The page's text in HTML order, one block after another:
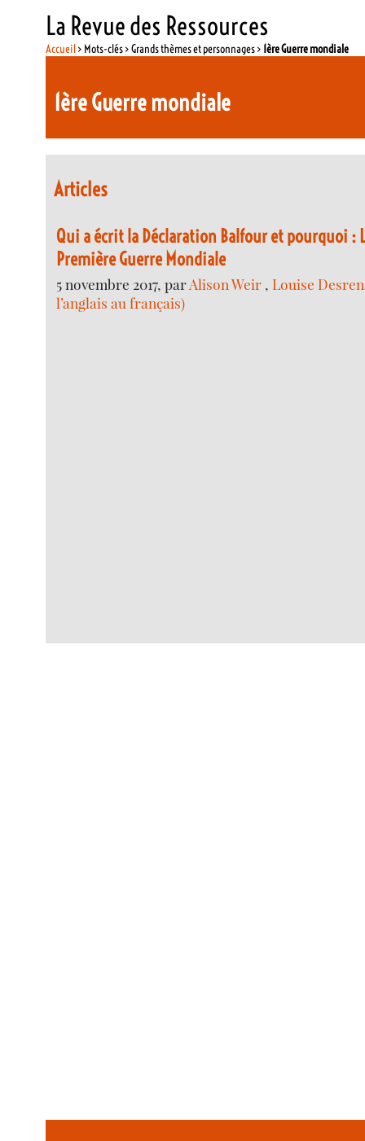
La Revue des Ressources
Accueil> Mots-clés > Grands thèmes et personnages > 1ère Guerre mondiale
1ère Guerre mondiale
Articles
Qui a écrit la Déclaration Balfour et pourquoi :
Première Guerre Mondiale
5 novembre 2017, parAlison Weir ,Louise
l’anglais au français)